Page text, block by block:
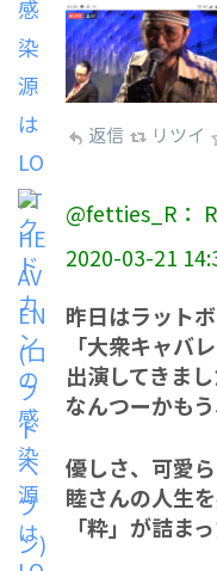
返信 リツイ
@fetties_R：
2020-03-21
昨日はラット
「大衆キャバ
出演してきま
なんつーかも
優しさ、可愛
睦さんの人生を
「粋」が詰ま